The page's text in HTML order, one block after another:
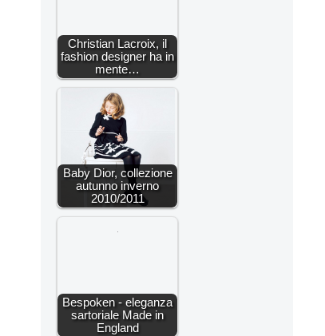
Christian Lacroix, il
fashion designer ha in
mente…
Baby Dior, collezione
autunno inverno
2010/2011
Bespoken - eleganza
sartoriale Made in
England